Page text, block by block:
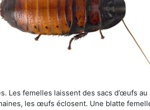
Les femelles laissent des sacs d’œufs
les œufs éclosent. Une blatte